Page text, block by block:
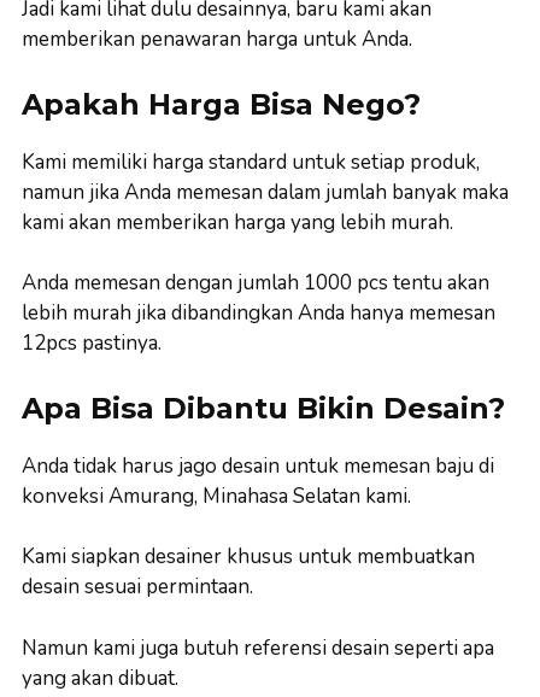
Jadi kami lihat dulu desainnya, baru kami akan
memberikan penawaran harga untuk Anda.
Apakah Harga Bisa Nego?
Kami memiliki harga standard untuk setiap produk,
namun jika Anda memesan dalam jumlah banyak maka
kami akan memberikan harga yang lebih murah.
Anda memesan dengan jumlah 1000 pcs tentu akan
lebih murah jika dibandingkan Anda hanya memesan
12pcs pastinya.
Apa Bisa Dibantu Bikin Desain?
Anda tidak harus jago desain untuk memesan baju di
konveksi Amurang, Minahasa Selatan kami.
Kami siapkan desainer khusus untuk membuatkan
desain sesuai permintaan.
Namun kami juga butuh referensi desain seperti apa
yang akan dibuat.